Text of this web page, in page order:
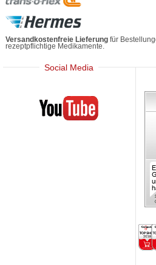
Versandkostenfreie Lieferung für
rezeptpflichtige Medikamente.
Social Media
Mediherz